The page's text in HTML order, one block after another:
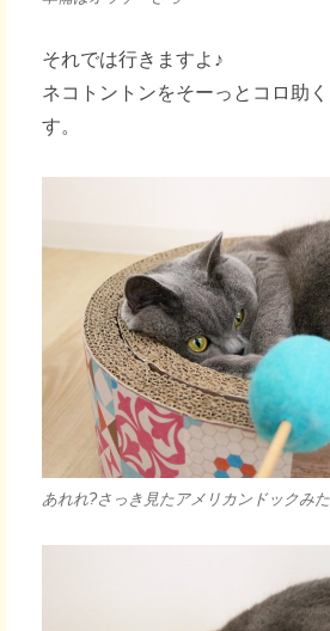
それでは行きますよ♪
ネコトントンをそーっとコロ助
す。
あれれ?さっき見たアメリカンドックみ